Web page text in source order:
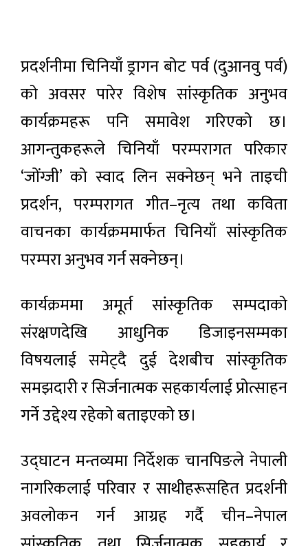
प्रदर्शनीमा चिनियाँ ड्रागन बोट पर्व (दुआनवु पर्व)
को अवसर पारेर विशेष सांस्कृतिक अनुभव
कार्यक्रमहरू पनि समावेश गरिएको छ।
आगन्तुकहरूले चिनियाँ परम्परागत परिकार
‘जोंग्जी’ को स्वाद लिन सक्नेछन् भने ताइची
प्रदर्शन, परम्परागत गीत–नृत्य तथा कविता
वाचनका कार्यक्रममार्फत चिनियाँ सांस्कृतिक
परम्परा अनुभव गर्न सक्नेछन्।
कार्यक्रममा अमूर्त सांस्कृतिक सम्पदाको
संरक्षणदेखि आधुनिक डिजाइनसम्मका
विषयलाई समेट्दै दुई देशबीच सांस्कृतिक
समझदारी र सिर्जनात्मक सहकार्यलाई प्रोत्साहन
गर्ने उद्देश्य रहेको बताइएको छ।
उद्घाटन मन्तव्यमा निर्देशक चानपिङले नेपाली
नागरिकलाई परिवार र साथीहरूसहित प्रदर्शनी
अवलोकन गर्न आग्रह गर्दै चीन–नेपाल